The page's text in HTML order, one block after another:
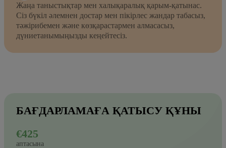
Жаңа таныстықтар мен халықаралық қарым-қатынас.
Сіз бүкіл әлемнен достар мен пікірлес жандар табасыз,
тәжірибемен және көзқарастармен алмасасыз,
дүниетанымыңызды кеңейтесіз.
БАҒДАРЛАМАҒА ҚАТЫСУ ҚҰНЫ
€425
аптасына